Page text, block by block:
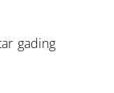
gading